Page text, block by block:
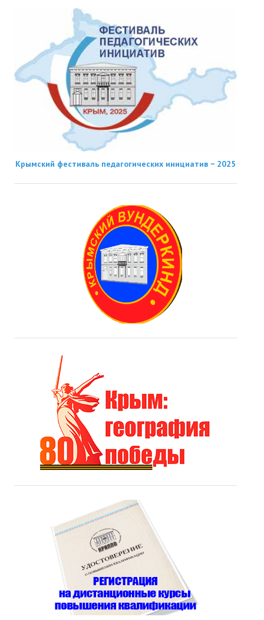
Крымский фестиваль педагогических инициатив − 2025